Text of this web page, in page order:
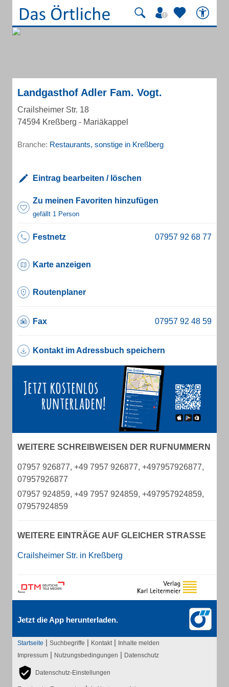
Landgasthof Adler Fam. Vogt.
Crailsheimer Str. 18
74594 Kreßberg - Mariäkappel
Branche: Restaurants, sonstige in Kreßberg
Eintrag bearbeiten / löschen
Zu meinen Favoriten hinzufügen
gefällt 1 Person
Festnetz
Karte anzeigen
Routenplaner
Fax
Kontakt im Adressbuch speichern
WEITERE SCHREIBWEISEN DER RUFNUMMERN
07957 926877, +49 7957 926877, +497957926877,
07957926877
07957 924859, +49 7957 924859, +497957924859,
07957924859
WEITERE EINTRÄGE AUF GLEICHER STRASSE
Crailsheimer Str. in Kreßberg
Jetzt die App herunterladen.
Startseite | Suchbegriffe | Kontakt | Inhalte melden
Impressum | Nutzungsbedingungen | Datenschutz
Datenschutz-Einstellungen